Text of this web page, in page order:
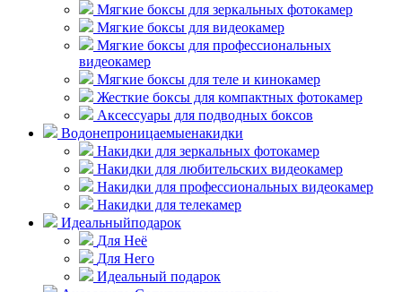
Мягкие боксы для зеркальных фотокамер
Мягкие боксы для видеокамер
Мягкие боксы для профессиональных
видеокамер
Мягкие боксы для теле и кинокамер
Жесткие боксы для компактных фотокамер
Аксессуары для подводных боксов
Водонепроницаемыенакидки
Накидки для зеркальных фотокамер
Накидки для любительских видеокамер
Накидки для профессиональных видеокамер
Накидки для телекамер
Идеальныйподарок
Для Неё
Для Него
Идеальный подарок